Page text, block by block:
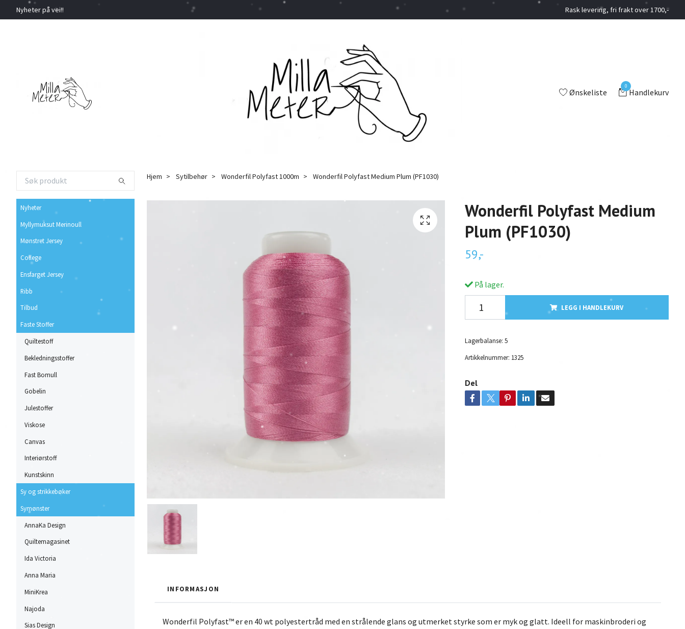
Nyheter på vei!! Rask levering, fri frakt over 1700,-
Ønskeliste
0
Handlekurv
Nyheter
Myllymuksut Merinoull
Mønstret Jersey
College
Ensfarget Jersey
Ribb
Tilbud
Faste Stoffer
Quiltestoff
Bekledningsstoffer
Fast Bomull
Gobelin
Julestoffer
Viskose
Canvas
Interiørstoff
Kunstskinn
Sy og strikkebøker
Symønster
AnnaKa Design
Quiltemagasinet
Ida Victoria
Anna Maria
MiniKrea
Najoda
Sias Design
Hjem Sytilbehør Wonderfil Polyfast 1000m Wonderfil Polyfast Medium Plum (PF1030)
Wonderfil Polyfast Medium
Plum (PF1030)
59,-
På lager.
LEGG I HANDLEKURV
Lagerbalanse: 5
Artikkelnummer: 1325
Del
INFORMASJON
Wonderfil Polyfast™ er en 40 wt polyestertråd med en strålende glans og utmerket styrke som er myk og glatt. Ideell for maskinbroderi og